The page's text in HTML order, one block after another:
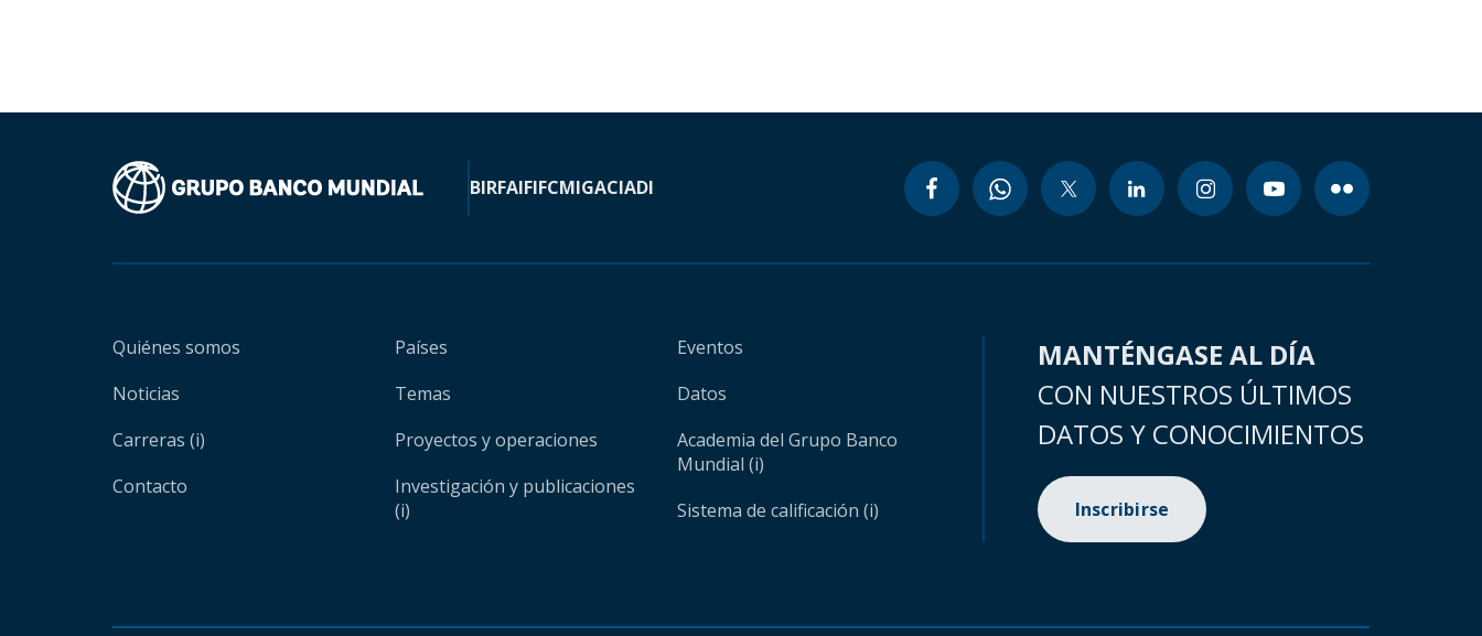
BIRFAIFIFCMIGACIADI
Quiénes somos
Noticias
Carreras (i)
Contacto
Países
Temas
Proyectos y operaciones
Investigación y publicaciones
(i)
Eventos
Datos
Academia del Grupo Banco
Mundial (i)
Sistema de calificación (i)
MANTÉNGASE AL DÍA
CON NUESTROS ÚLTIMOS
DATOS Y CONOCIMIENTOS
Inscribirse